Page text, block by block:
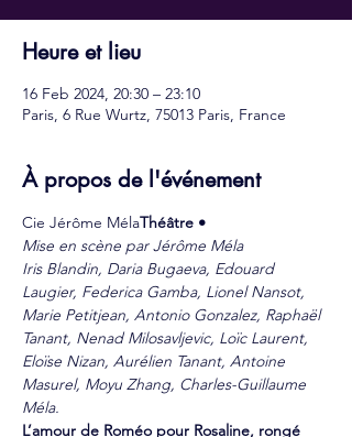
Heure et lieu
16 Feb 2024, 20:30 – 23:10
Paris, 6 Rue Wurtz, 75013 Paris, France
À propos de l'événement
Cie Jérôme MélaThéâtre •
Mise en scène par Jérôme Méla
Iris Blandin, Daria Bugaeva, Edouard
Laugier, Federica Gamba, Lionel Nansot,
Marie Petitjean, Antonio Gonzalez, Raphaël
Tanant, Nenad Milosavljevic, Loïc Laurent,
Eloïse Nizan, Aurélien Tanant, Antoine
Masurel, Moyu Zhang, Charles-Guillaume
Méla.
L’amour de Roméo pour Rosaline, rongé